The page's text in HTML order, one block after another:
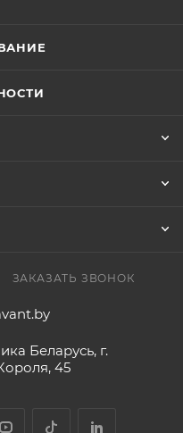
ЗАКАЗАТЬ ЗВОНОК
Беларусь, г.
45